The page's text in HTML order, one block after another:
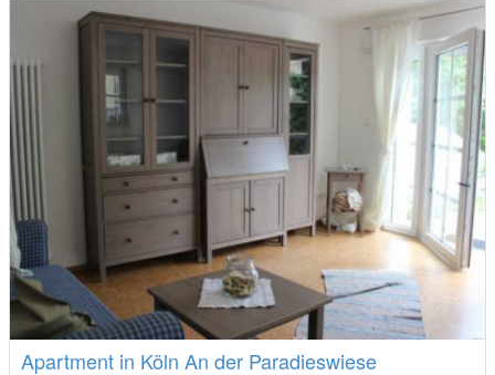
Apartment in Köln An der Paradieswiese